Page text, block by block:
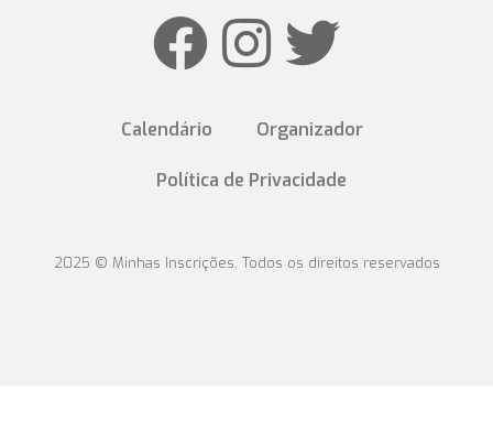
Calendário Organizador
Política de Privacidade
2025 © Minhas Inscrições. Todos os direitos reservados